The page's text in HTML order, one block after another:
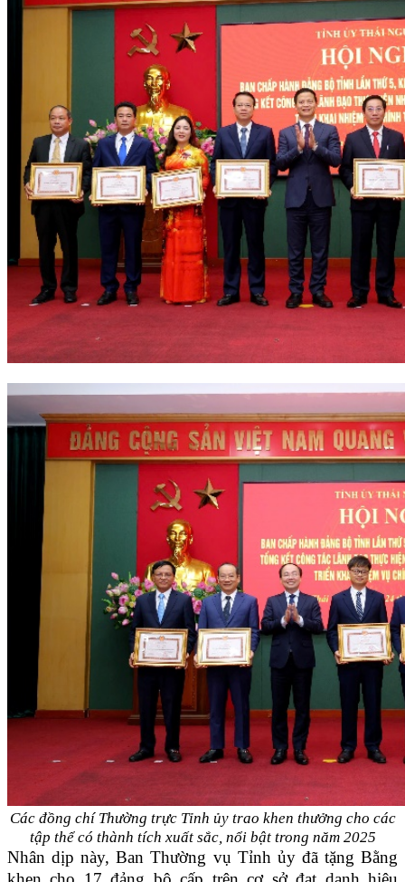
Các đồng chí Thường trực Tỉnh ủy trao khen thưởng cho các
tập thể có thành tích xuất sắc, nổi bật trong năm 2025
Nhân dịp này, Ban Thường vụ Tỉnh ủy đã tặng Bằng